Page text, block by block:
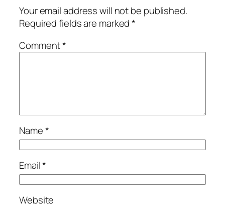
Your email address will not be published.
Required fields are marked*
Comment*
Name*
Email*
Website